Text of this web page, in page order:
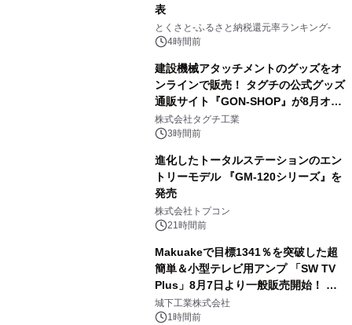
表
とくさと-ふるさと納税還元率ランキング-
4時間前
建設機械アタッチメントのグッズをオ
ンラインで販売！ タグチの公式グッズ
通販サイト『GON-SHOP』が8月オー
プン
株式会社タグチ工業
3時間前
進化したトータルステーションのエン
トリーモデル 『GM-120シリーズ』を
発売
株式会社トプコン
21時間前
Makuakeで目標1341％を突破した超
簡単＆小型テレビ用アンプ 「SW TV
Plus」8月7日より一般販売開始！ ケ
ーブル1本つなぐだけ、テレビの音が
ぐっと豊かに
城下工業株式会社
1時間前